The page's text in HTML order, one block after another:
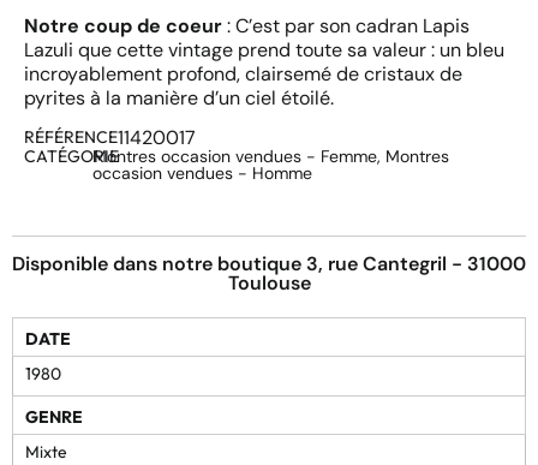
Notre coup de coeur: C’est par son cadran Lapis
Lazuli que cette vintage prend toute sa valeur : un bleu
incroyablement profond, clairsemé de cristaux de
pyrites à la manière d’un ciel étoilé.
RÉFÉRENCE11420017
CATÉGORIEMontres occasion vendues - Femme, Montres
occasion vendues - Homme
Disponible dans notre boutique 3, rue Cantegril - 31000
Toulouse
DATE
1980
GENRE
Mixte